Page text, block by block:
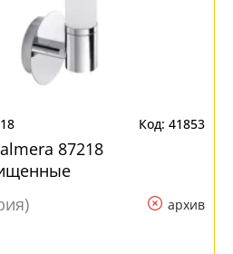
41853
87218
архив